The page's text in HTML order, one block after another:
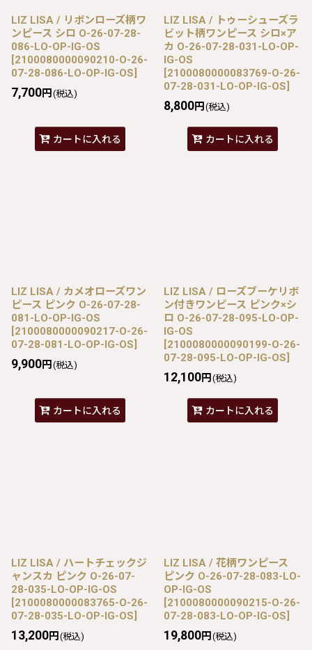
LIZ LISA / リボンローズ柄ワ
ンピース シロ O-26-07-28-
086-LO-OP-IG-OS
[2100080000090210-O-26-
07-28-086-LO-OP-IG-OS]
7,700円 (税込)
カートに入れる
LIZ LISA / トゥーシューズラ
ビット柄ワンピース シロ×ア
カ O-26-07-28-031-LO-OP-
IG-OS
[2100080000083769-O-26-
07-28-031-LO-OP-IG-OS]
8,800円 (税込)
カートに入れる
LIZ LISA / カメオローズワン
ピース ピンク O-26-07-28-
081-LO-OP-IG-OS
[2100080000090217-O-26-
07-28-081-LO-OP-IG-OS]
9,900円 (税込)
カートに入れる
LIZ LISA / ローズブーケリボ
ン付きワンピース ピンク×シ
ロ O-26-07-28-095-LO-OP-
IG-OS
[2100080000090199-O-26-
07-28-095-LO-OP-IG-OS]
12,100円 (税込)
カートに入れる
LIZ LISA / ハートチェックジ
ャンスカ ピンク O-26-07-
28-035-LO-OP-IG-OS
[2100080000083765-O-26-
07-28-035-LO-OP-IG-OS]
13,200円 (税込)
LIZ LISA / 花柄ワンピース
ピンク O-26-07-28-083-LO-
OP-IG-OS
[2100080000090215-O-26-
07-28-083-LO-OP-IG-OS]
19,800円 (税込)